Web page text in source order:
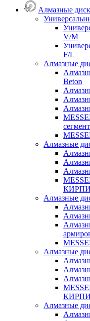
Алмазные
V/M
F/L
Алмазные
Beton
Алмазные
Алмазные
Алмазные
Алмазные